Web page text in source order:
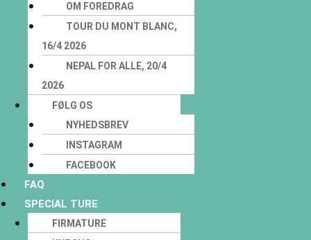
OM FOREDRAG
TOUR DU MONT BLANC,
16/4 2026
NEPAL FOR ALLE, 20/4
2026
FØLG OS
NYHEDSBREV
INSTAGRAM
FACEBOOK
FAQ
SPECIAL TURE
FIRMATURE